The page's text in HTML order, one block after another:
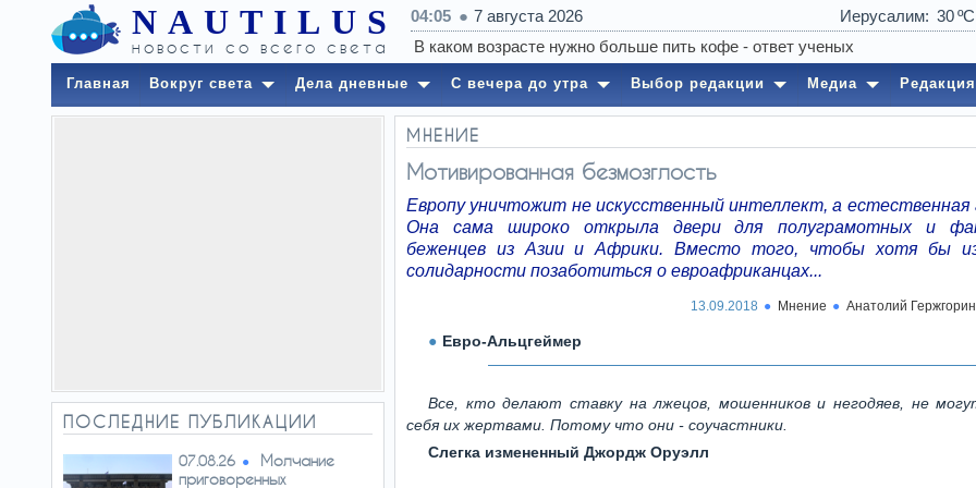
NAUTILUS
новости со всего света
04:05 7 августа 2026 Иерусалим 30
Главная Вокруг света Дела дневные С вечера до утра Выбор редакции Медиа Редакция
ПОСЛЕДНИЕ ПУБЛИКАЦИИ
07.08.26
Молчание
приговоренных
МНЕНИЕ
Мотивированная безмозглость
Европу уничтожит не искусственный интеллект, а естественная
Она сама широко открыла двери для полуграмотных и
беженцев из Азии и Африки. Вместо того, чтобы хотя бы
солидарности позаботиться о евроафриканцах...
13.09.2018 Мнение Анатолий Гержгорин
Евро-Альцгеймер
Все, кто делают ставку на лжецов, мошенников и негодяев, не
себя их жертвами. Потому что они - соучастники.
Слегка измененный Джордж Оруэлл